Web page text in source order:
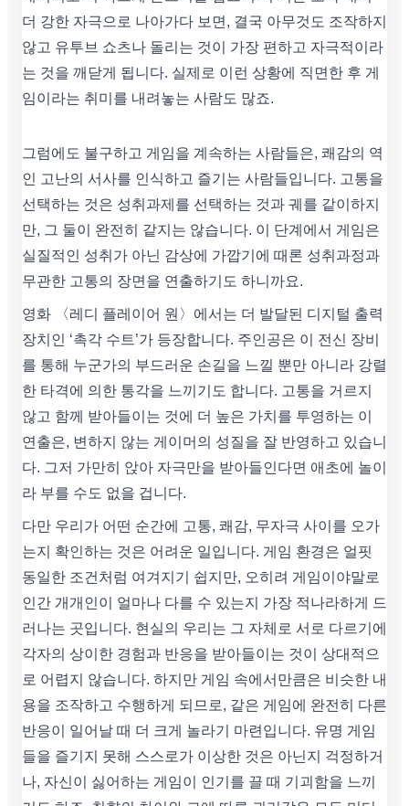
더 강한 자극으로 나아가다 보면, 결국 아무것도 조작하지
않고 유투브 쇼츠나 돌리는 것이 가장 편하고 자극적이라
는 것을 깨닫게 됩니다. 실제로 이런 상황에 직면한 후 게
임이라는 취미를 내려놓는 사람도 많죠.
그럼에도 불구하고 게임을 계속하는 사람들은, 쾌감의 역
인 고난의 서사를 인식하고 즐기는 사람들입니다. 고통을
선택하는 것은 성취과제를 선택하는 것과 궤를 같이하지
만, 그 둘이 완전히 같지는 않습니다. 이 단계에서 게임은
실질적인 성취가 아닌 감상에 가깝기에 때론 성취과정과
무관한 고통의 장면을 연출하기도 하니까요.
영화 〈레디 플레이어 원〉에서는 더 발달된 디지털 출력
장치인 ‘촉각 수트’가 등장합니다. 주인공은 이 전신 장비
를 통해 누군가의 부드러운 손길을 느낄 뿐만 아니라 강렬
한 타격에 의한 통각을 느끼기도 합니다. 고통을 거르지
않고 함께 받아들이는 것에 더 높은 가치를 투영하는 이
연출은, 변하지 않는 게이머의 성질을 잘 반영하고 있습니
다. 그저 가만히 앉아 자극만을 받아들인다면 애초에 놀이
라 부를 수도 없을 겁니다.
다만 우리가 어떤 순간에 고통, 쾌감, 무자극 사이를 오가
는지 확인하는 것은 어려운 일입니다. 게임 환경은 얼핏
동일한 조건처럼 여겨지기 쉽지만, 오히려 게임이야말로
인간 개개인이 얼마나 다를 수 있는지 가장 적나라하게 드
러나는 곳입니다. 현실의 우리는 그 자체로 서로 다르기에
각자의 상이한 경험과 반응을 받아들이는 것이 상대적으
로 어렵지 않습니다. 하지만 게임 속에서만큼은 비슷한 내
용을 조작하고 수행하게 되므로, 같은 게임에 완전히 다른
반응이 일어날 때 더 크게 놀라기 마련입니다. 유명 게임
들을 즐기지 못해 스스로가 이상한 것은 아닌지 걱정하거
나, 자신이 싫어하는 게임이 인기를 끌 때 기괴함을 느끼